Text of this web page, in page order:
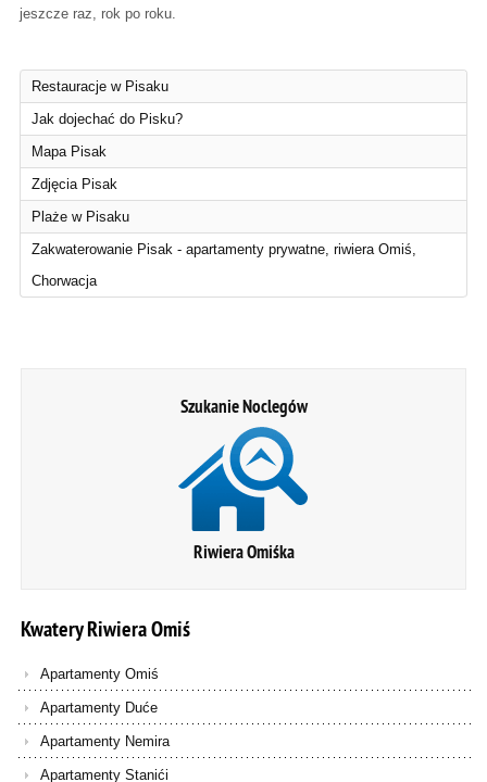
jeszcze raz, rok po roku.
Restauracje w Pisaku
Jak dojechać do Pisku?
Mapa Pisak
Zdjęcia Pisak
Plaże w Pisaku
Zakwaterowanie Pisak - apartamenty prywatne, riwiera Omiś,
Chorwacja
Szukanie Noclegów
Riwiera Omiśka
KwateryRiwieraOmiś
Apartamenty Omiś
Apartamenty Duće
Apartamenty Nemira
Apartamenty Stanići